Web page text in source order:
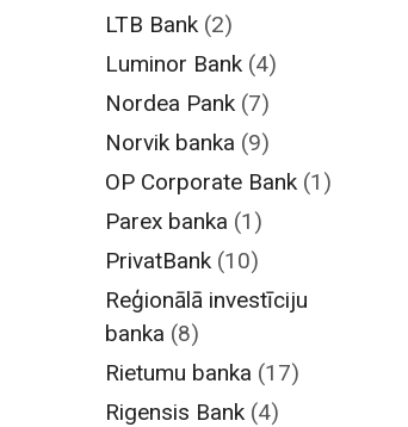
LTB Bank (2)
Luminor Bank (4)
Nordea Pank (7)
Norvik banka (9)
OP Corporate Bank (1)
Parex banka (1)
PrivatBank (10)
Reģionālā investīciju
banka (8)
Rietumu banka (17)
Rigensis Bank (4)